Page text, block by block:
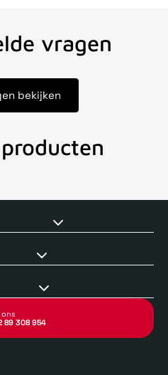
vragen
bekijken
verstuurd Echte winkel +35
ons
89 308 954